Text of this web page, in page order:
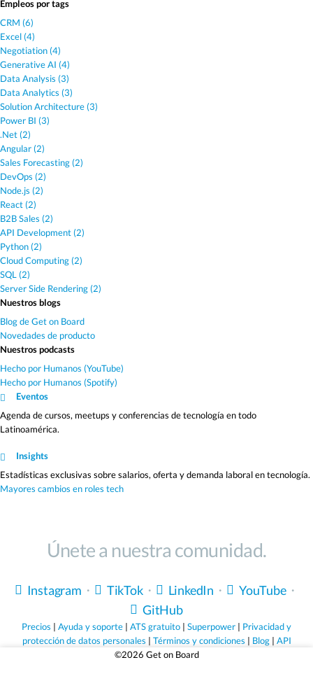
Empleos por tags
CRM (6)
Excel (4)
Negotiation (4)
Generative AI (4)
Data Analysis (3)
Data Analytics (3)
Solution Architecture (3)
Power BI (3)
.Net (2)
Angular (2)
Sales Forecasting (2)
DevOps (2)
Node.js (2)
React (2)
B2B Sales (2)
API Development (2)
Python (2)
Cloud Computing (2)
SQL (2)
Server Side Rendering (2)
Nuestros blogs
Blog de Get on Board
Novedades de producto
Nuestros podcasts
Hecho por Humanos (YouTube)
Hecho por Humanos (Spotify)
Eventos
Agenda de cursos, meetups y conferencias de tecnología en todo
Latinoamérica.
Insights
Estadísticas exclusivas sobre salarios, oferta y demanda laboral en tecnología.
Mayores cambios en roles tech
Únete a nuestra comunidad.
Instagram ・ TikTok・ LinkedIn ・ YouTube・
GitHub
Precios | Ayuda y soporte | ATS gratuito | Superpower | Privacidad y
protección de datos personales | Términos y condiciones | Blog| API
©2026 Get on Board